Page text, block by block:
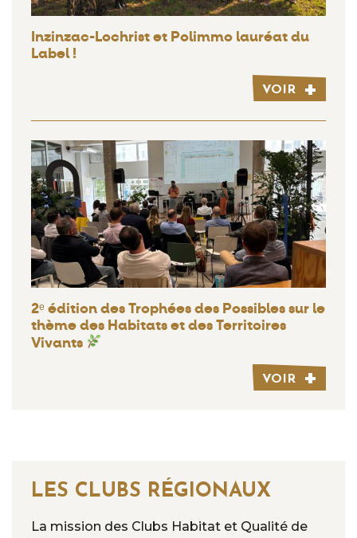
Inzinzac-Lochrist et Polimmo lauréat du
Label !
VOIR
2ᵉ édition des Trophées des Possibles sur le
thème des Habitats et des Territoires
Vivants
VOIR
LES CLUBS RÉGIONAUX
La mission des Clubs Habitat et Qualité de